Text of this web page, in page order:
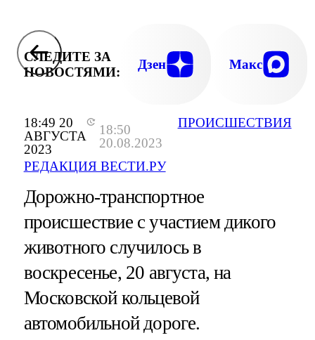
18:49 20
АВГУСТА
2023
18:50
20.08.2023
РЕДАКЦИЯ ВЕСТИ.РУ
ПРОИСШЕСТВИЯ
СЛЕДИТЕ ЗА
НОВОСТЯМИ:
Дзен Макс
Дорожно-транспортное
происшествие с участием дикого
животного случилось в
воскресенье, 20 августа, на
Московской кольцевой
автомобильной дороге.